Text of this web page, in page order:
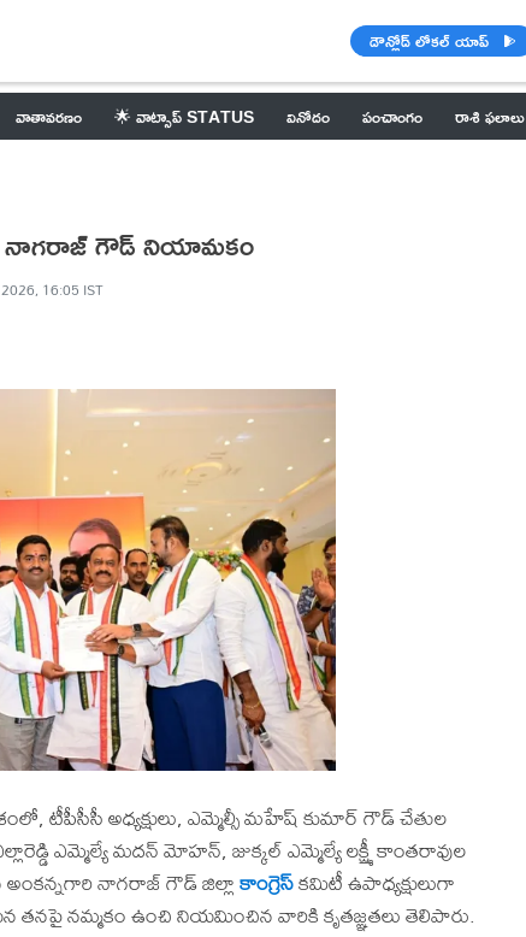
డౌన్లోడ్ లోకల్ యాప్
వాతావరణం 🌟 వాట్సాప్ STATUS వినోదం పంచాంగం రాశి ఫలాలు
నాగరాజ్ గౌడ్ నియామకం
16:05 IST
టీపీసీసీ అధ్యక్షులు, ఎమ్మెల్సీ మహేష్ కుమార్ గౌడ్ చేతుల
ఎమ్మెల్యే మదన్ మోహన్, జుక్కల్ ఎమ్మెల్యే లక్ష్మీ కాంతరావుల
అంకన్నగారి నాగరాజ్ గౌడ్ జిల్లాకాంగ్రెస్కమిటీ ఉపాధ్యక్షులుగా
తనపై నమ్మకం ఉంచి నియమించిన వారికి కృతజ్ఞతలు తెలిపారు.